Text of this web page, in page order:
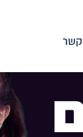
קשר